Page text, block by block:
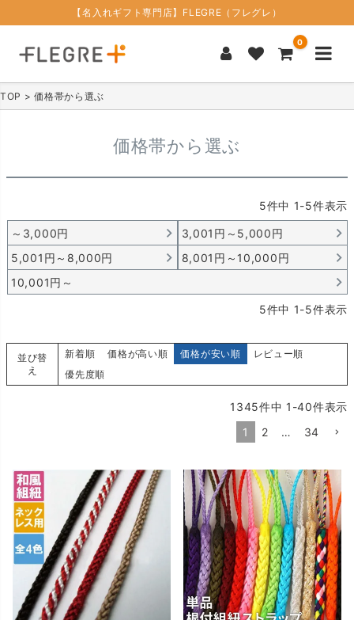
【名入れギフト専門店】FLEGRE（フレグレ）
0
TOP 価格帯から選ぶ
価格帯から選ぶ
5件中 1-5件表示
～3,000円
3,001円～5,000円
5,001円～8,000円
8,001円～10,000円
10,001円～
5件中 1-5件表示
並び替
え
新着順 価格が高い順 価格が安い順
レビュー順
優先度順
1345件中 1 -40件表示
1
2 … 34